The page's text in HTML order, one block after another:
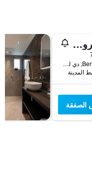
هوتل دي خروته تسفان
Bentheimerstraat, 21, دي لوت, مقاطعة أوفريسل, هولندا